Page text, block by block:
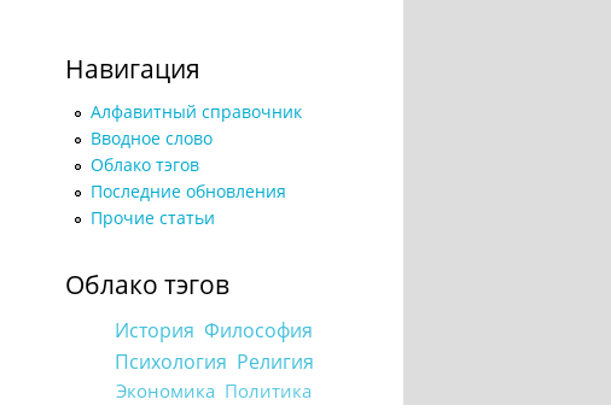
Навигация
Алфавитный справочник
Вводное слово
Облако тэгов
Последние обновления
Прочие статьи
Облако тэгов
История Философия
Психология Религия
Экономика Политика